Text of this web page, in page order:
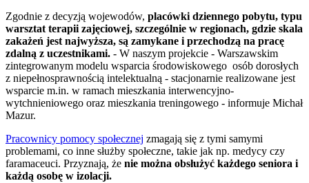
Zgodnie z decyzją wojewodów, placówki dziennego pobytu, typu
warsztat terapii zajęciowej, szczególnie w regionach, gdzie skala
zakażeń jest najwyższa, są zamykane i przechodzą na pracę
zdalną z uczestnikami. - W naszym projekcie - Warszawskim
zintegrowanym modelu wsparcia środowiskowego osób dorosłych
z niepełnosprawnością intelektualną - stacjonarnie realizowane jest
wsparcie m.in. w ramach mieszkania interwencyjno-
wytchnieniowego oraz mieszkania treningowego - informuje Michał
Mazur.
Pracownicy pomocy społecznej zmagają się z tymi samymi
problemami, co inne służby społeczne, takie jak np. medycy czy
faramaceuci. Przyznają, że nie można obsłużyć każdego seniora i
każdą osobę w izolacji.